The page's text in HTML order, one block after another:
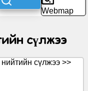
Webmap
сүлжээ
сүлжээ >>